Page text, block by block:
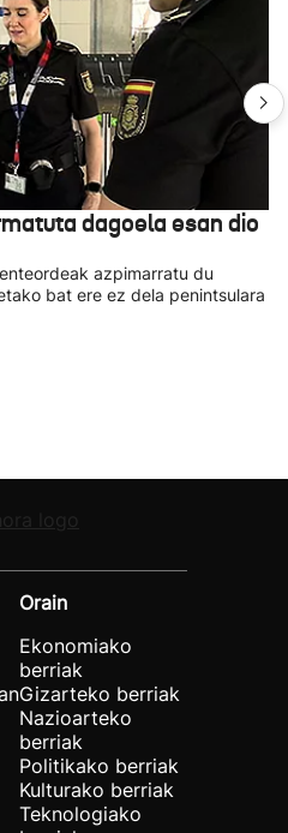
dagoela esan dio
azpimarratu du
bat ere ez dela penintsulara
Orain
Ekonomiako
berriak
Gizarteko berriak
Nazioarteko
berriak
Politikako berriak
Kulturako berriak
Teknologiako